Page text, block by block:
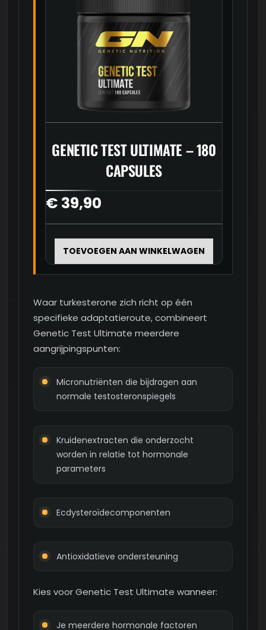
GENETIC TEST ULTIMATE – 180
CAPSULES
€ 39,90
TOEVOEGEN AAN WINKELWAGEN
Waar turkesterone zich richt op één
specifieke adaptatieroute, combineert
Genetic Test Ultimate meerdere
aangrijpingspunten:
Micronutriënten die bijdragen aan
normale testosteronspiegels
Kruidenextracten die onderzocht
worden in relatie tot hormonale
parameters
Ecdysteroïdecomponenten
Antioxidatieve ondersteuning
Kies voor Genetic Test Ultimate wanneer:
Je meerdere hormonale factoren